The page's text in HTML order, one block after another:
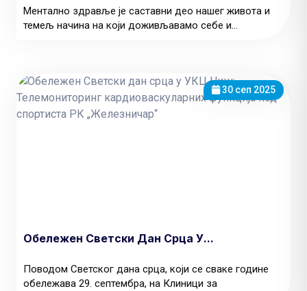
Ментално здравље је саставни део нашег живота и
темељ начина на који доживљавамо себе и...
30 сеп 2025
Обележен Светски Дан Срца У...
Поводом Светског дана срца, који се сваке године
обележава 29. септембра, на Клиници за